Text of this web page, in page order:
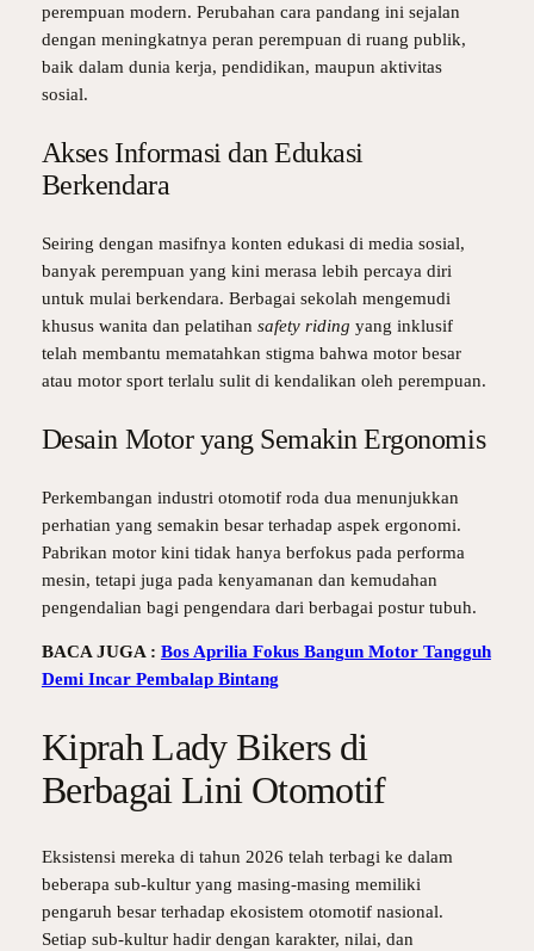
perempuan modern. Perubahan cara pandang ini sejalan
dengan meningkatnya peran perempuan di ruang publik,
baik dalam dunia kerja, pendidikan, maupun aktivitas
sosial.
Akses Informasi dan Edukasi
Berkendara
Seiring dengan masifnya konten edukasi di media sosial,
banyak perempuan yang kini merasa lebih percaya diri
untuk mulai berkendara. Berbagai sekolah mengemudi
khusus wanita dan pelatihan safety riding yang inklusif
telah membantu mematahkan stigma bahwa motor besar
atau motor sport terlalu sulit di kendalikan oleh perempuan.
Desain Motor yang Semakin Ergonomis
Perkembangan industri otomotif roda dua menunjukkan
perhatian yang semakin besar terhadap aspek ergonomi.
Pabrikan motor kini tidak hanya berfokus pada performa
mesin, tetapi juga pada kenyamanan dan kemudahan
pengendalian bagi pengendara dari berbagai postur tubuh.
BACA JUGA : Bos Aprilia Fokus Bangun Motor Tangguh
Demi Incar Pembalap Bintang
Kiprah Lady Bikers di
Berbagai Lini Otomotif
Eksistensi mereka di tahun 2026 telah terbagi ke dalam
beberapa sub-kultur yang masing-masing memiliki
pengaruh besar terhadap ekosistem otomotif nasional.
Setiap sub-kultur hadir dengan karakter, nilai, dan